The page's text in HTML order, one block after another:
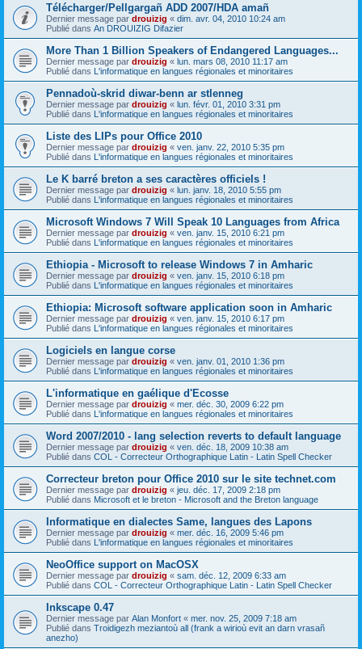
Télécharger/Pellgargañ ADD 2007/HDA amañ
Dernier message par drouizig « dim. avr. 04, 2010 10:24 am
Publié dans An DROUIZIG Difazier
More Than 1 Billion Speakers of Endangered Languages...
Dernier message par drouizig « lun. mars 08, 2010 11:17 am
Publié dans L'informatique en langues régionales et minoritaires
Pennadoù-skrid diwar-benn ar stlenneg
Dernier message par drouizig « lun. févr. 01, 2010 3:31 pm
Publié dans L'informatique en langues régionales et minoritaires
Liste des LIPs pour Office 2010
Dernier message par drouizig « ven. janv. 22, 2010 5:35 pm
Publié dans L'informatique en langues régionales et minoritaires
Le K barré breton a ses caractères officiels !
Dernier message par drouizig « lun. janv. 18, 2010 5:55 pm
Publié dans L'informatique en langues régionales et minoritaires
Microsoft Windows 7 Will Speak 10 Languages from Africa
Dernier message par drouizig « ven. janv. 15, 2010 6:21 pm
Publié dans L'informatique en langues régionales et minoritaires
Ethiopia - Microsoft to release Windows 7 in Amharic
Dernier message par drouizig « ven. janv. 15, 2010 6:18 pm
Publié dans L'informatique en langues régionales et minoritaires
Ethiopia: Microsoft software application soon in Amharic
Dernier message par drouizig « ven. janv. 15, 2010 6:17 pm
Publié dans L'informatique en langues régionales et minoritaires
Logiciels en langue corse
Dernier message par drouizig « ven. janv. 01, 2010 1:36 pm
Publié dans L'informatique en langues régionales et minoritaires
L'informatique en gaélique d'Ecosse
Dernier message par drouizig « mer. déc. 30, 2009 6:22 pm
Publié dans L'informatique en langues régionales et minoritaires
Word 2007/2010 - lang selection reverts to default language
Dernier message par drouizig « ven. déc. 18, 2009 10:38 am
Publié dans COL - Correcteur Orthographique Latin - Latin Spell Checker
Correcteur breton pour Office 2010 sur le site technet.com
Dernier message par drouizig « jeu. déc. 17, 2009 2:18 pm
Publié dans Microsoft et le breton - Microsoft and the Breton language
Informatique en dialectes Same, langues des Lapons
Dernier message par drouizig « mer. déc. 16, 2009 5:46 pm
Publié dans L'informatique en langues régionales et minoritaires
NeoOffice support on MacOSX
Dernier message par drouizig « sam. déc. 12, 2009 6:33 am
Publié dans COL - Correcteur Orthographique Latin - Latin Spell Checker
Inkscape 0.47
Dernier message par Alan Monfort « mer. nov. 25, 2009 7:18 am
Publié dans Troidigezh meziantoù all (frank a wirioù evit an darn vrasañ
anezho)